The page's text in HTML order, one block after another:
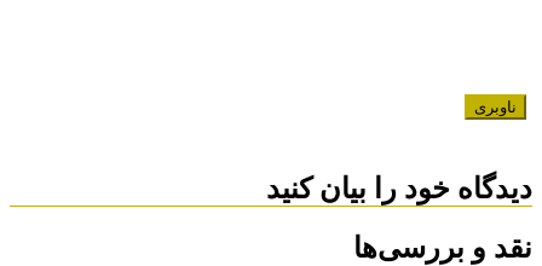
ناوبری
دیدگاه خود را بیان کنید
نقد و بررسی‌ها